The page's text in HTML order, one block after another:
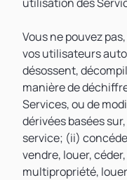
Vous ne pouvez
vos utilisateurs
désossent,
manière de
Services, ou de
dérivées basées
service; (ii)
vendre, louer,
multipropriété,